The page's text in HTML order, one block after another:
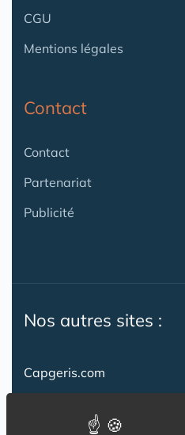
CGU
Mentions légales
Contact
Contact
Partenariat
Publicité
Nos autres sites :
Capgeris.com